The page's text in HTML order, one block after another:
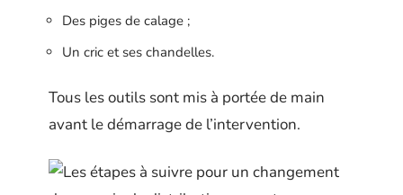
Des piges de calage ;
Un cric et ses chandelles.
Tous les outils sont mis à portée de main
avant le démarrage de l’intervention.